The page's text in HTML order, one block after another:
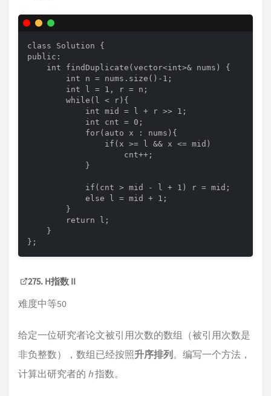
class Solution {
public:
    int findDuplicate(vector<int>& nums) {
        int n = nums.size()-1;
        int l = 1, r = n;
        while(l < r){
            int mid = l + r >> 1;
            int cnt = 0;
            for(auto x : nums){
                if(x >= l && x <= mid)
                    cnt++;
            }
            if(cnt > mid - l + 1) r = mid;
            else l = mid + 1;
        }
        return l;
    }
};
275. H指数 II
难度中等50
给定一位研究者论文被引用次数的数组（被引用次数是
非负整数），数组已经按照升序排列 。编写一个方法，
计算出研究者的 h指数。